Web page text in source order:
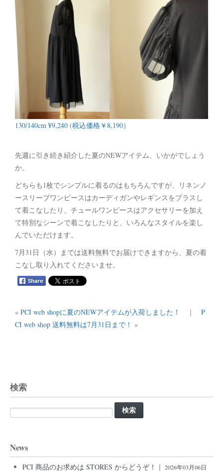
130/140cm ¥9,240 (税込価格￥8,190）
先週に引き続き紹介した夏のNEWアイテム、いかがでしょう
か。
どちらも1枚でシンプルに着るのはもちろんですが、リネンノ
ースリーブワンピースはカーディガンやレギンスをプラスし
て着こなしたり、チュールワンピースはアクセサリーを加え
て特別なシーンで着こなしたりと、いろんなスタイルを楽し
んでいただけます。
7月31日（水）までは送料無料でお届けできますから、夏の着
こなし取り入れてくださいませ。
« PCI web shopに夏のNEWアイテムが入荷しました！ ｜ P
CI web shop 送料無料は7月31日まで！ »
検索
検
索:
News
PCI 商品のお求めは STORES からどうぞ！｜ 2026年03月06日